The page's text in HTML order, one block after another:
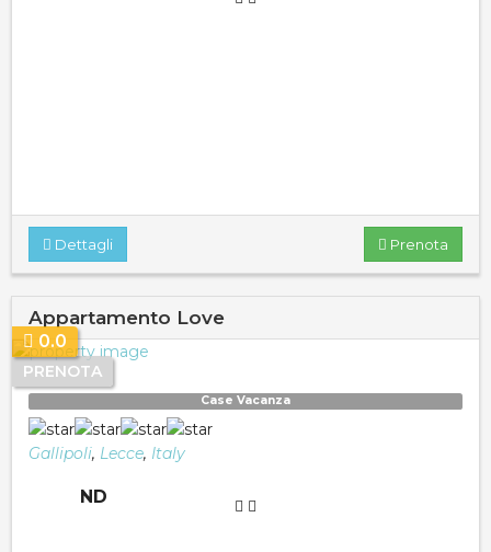
Prenota
Dettagli
Appartamento Love
PRENOTA
0.0
Case Vacanza
Gallipoli, Lecce, Italy
ND